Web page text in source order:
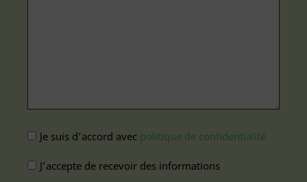
Aviso
(Nécessaire)
Je suis d’accord avec politique de confidentialité
Suscripción
J’accepte de recevoir des informations